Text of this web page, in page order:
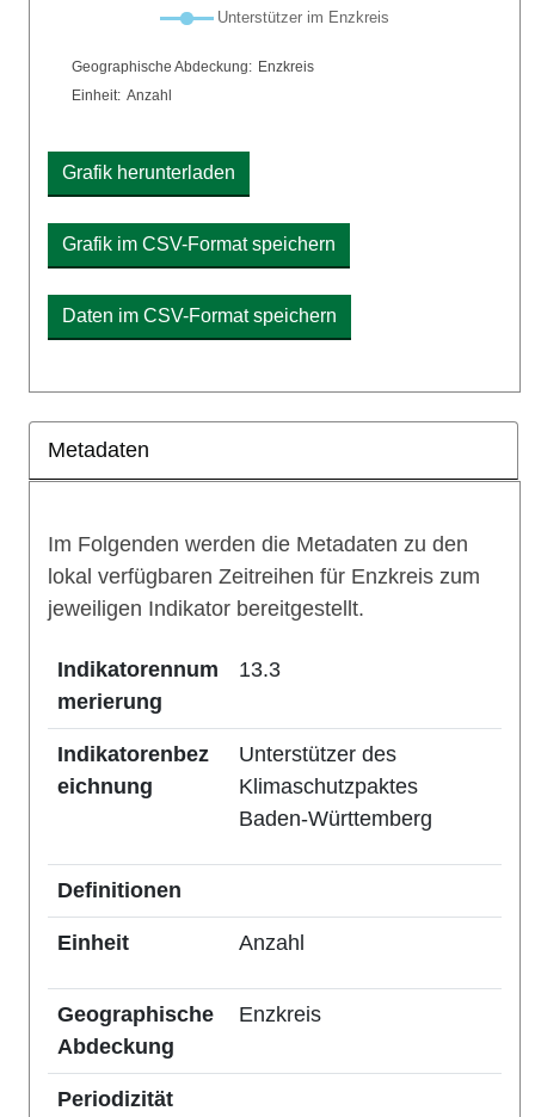
Plot-Legende: Liste der im Diagramm enthaltenen Linien
Unterstützer im Enzkreis
Chart details
Geographische Abdeckung: Enzkreis
Einheit: Anzahl
Grafik herunterladen
Grafik im CSV-Format speichern
Daten im CSV-Format speichern
Metadaten
Im Folgenden werden die Metadaten zu den
lokal verfügbaren Zeitreihen für Enzkreis zum
jeweiligen Indikator bereitgestellt.
Indikatorennum
merierung
13.3
Indikatorenbez
eichnung
Unterstützer des
Klimaschutzpaktes
Baden-Württemberg
Definitionen
Einheit Anzahl
Geographische
Abdeckung
Enzkreis
Periodizität